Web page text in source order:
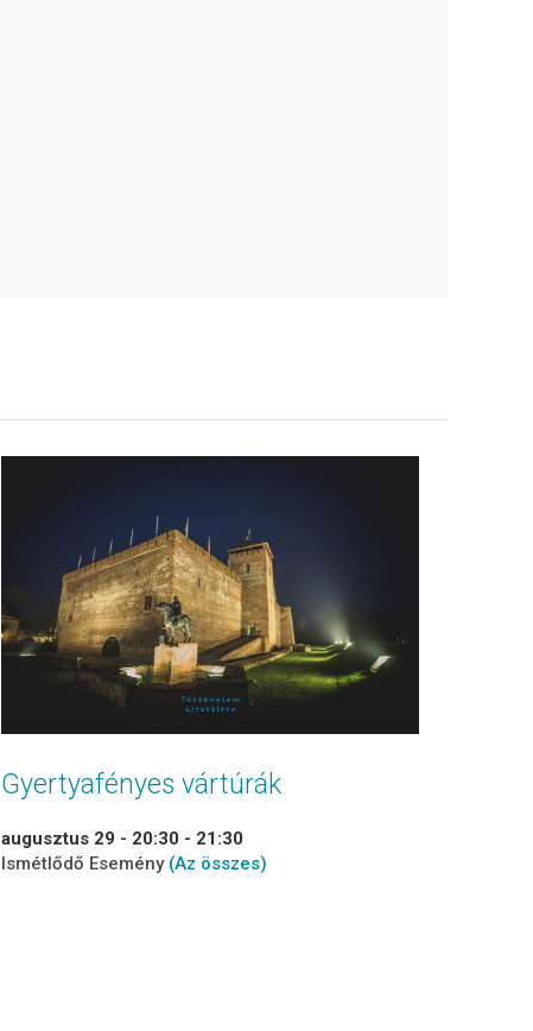
Gyertyafényes vártúrák
augusztus 29 - 20:30 - 21:30
Ismétlődő Esemény (Az összes)